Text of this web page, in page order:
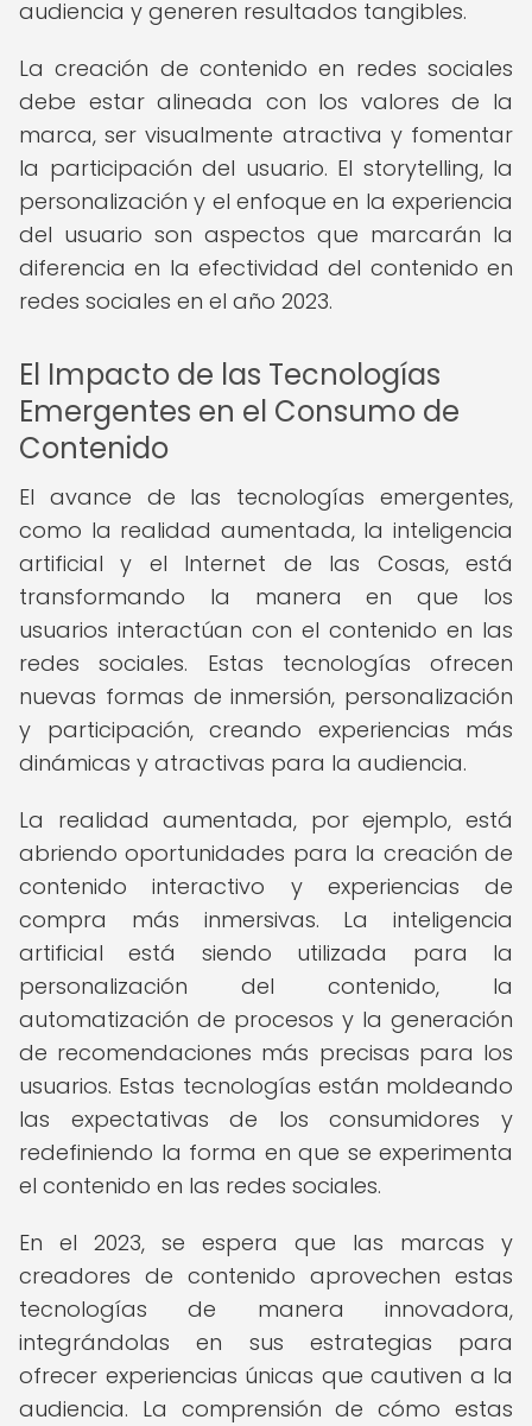
audiencia y generen resultados tangibles.
La creación de contenido en redes sociales
debe estar alineada con los valores de la
marca, ser visualmente atractiva y fomentar
la participación del usuario. El storytelling, la
personalización y el enfoque en la experiencia
del usuario son aspectos que marcarán la
diferencia en la efectividad del contenido en
redes sociales en el año 2023.
El Impacto de las Tecnologías
Emergentes en el Consumo de
Contenido
El avance de las tecnologías emergentes,
como la realidad aumentada, la inteligencia
artificial y el Internet de las Cosas, está
transformando la manera en que los
usuarios interactúan con el contenido en las
redes sociales. Estas tecnologías ofrecen
nuevas formas de inmersión, personalización
y participación, creando experiencias más
dinámicas y atractivas para la audiencia.
La realidad aumentada, por ejemplo, está
abriendo oportunidades para la creación de
contenido interactivo y experiencias de
compra más inmersivas. La inteligencia
artificial está siendo utilizada para la
personalización del contenido, la
automatización de procesos y la generación
de recomendaciones más precisas para los
usuarios. Estas tecnologías están moldeando
las expectativas de los consumidores y
redefiniendo la forma en que se experimenta
el contenido en las redes sociales.
En el 2023, se espera que las marcas y
creadores de contenido aprovechen estas
tecnologías de manera innovadora,
integrándolas en sus estrategias para
ofrecer experiencias únicas que cautiven a la
audiencia. La comprensión de cómo estas